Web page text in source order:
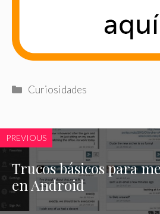
Categorías
Curiosidades
PREVIOUS
Trucos básicos para
en Android